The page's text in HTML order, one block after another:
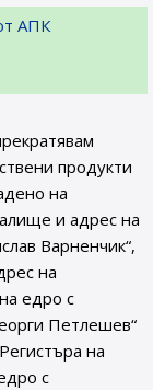
АПК
продукти
на
и адрес на
Варненчик“,
на
едро с
Петлешев“
на
с